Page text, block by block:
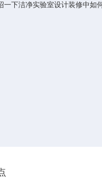
下洁净实验室设计装修中如